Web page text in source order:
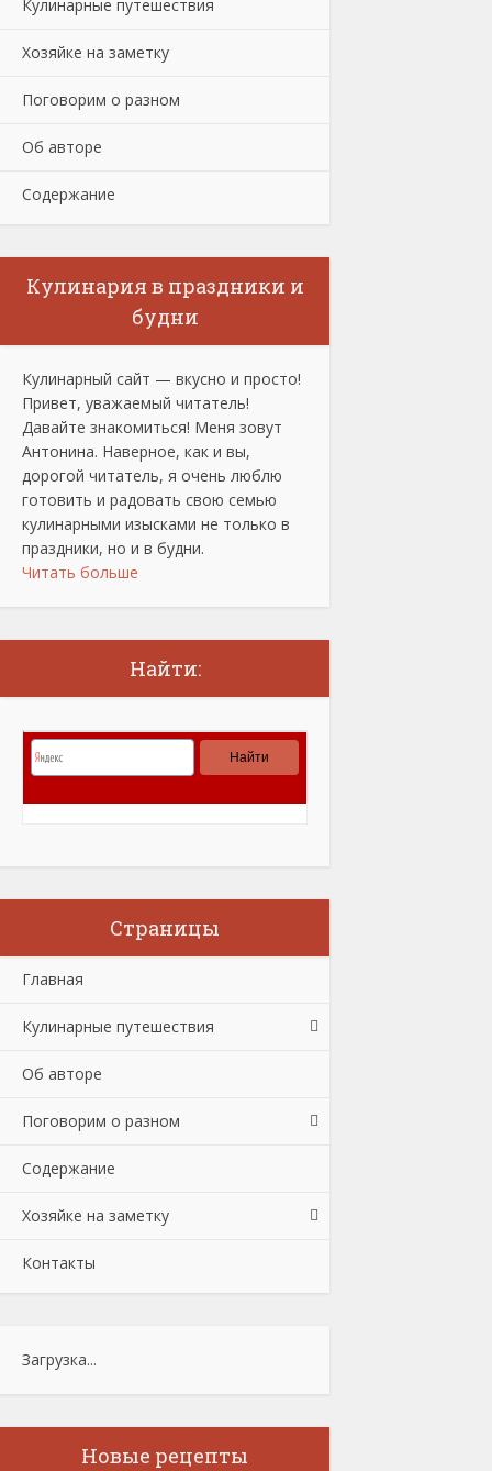
Кулинарные путешествия
Хозяйке на заметку
Поговорим о разном
Об авторе
Содержание
Кулинария в праздники и
будни
Кулинарный сайт — вкусно и просто!
Привет, уважаемый читатель!
Давайте знакомиться! Меня зовут
Антонина. Наверное, как и вы,
дорогой читатель, я очень люблю
готовить и радовать свою семью
кулинарными изысками не только в
праздники, но и в будни.
Читать больше
Найти:
Страницы
Главная
Кулинарные путешествия
Об авторе
Поговорим о разном
Содержание
Хозяйке на заметку
Контакты
Загрузка...
Новые рецепты